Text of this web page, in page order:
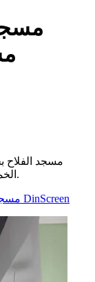
مسجد الفلاح
الخمس والجمعة. يتسع المصلين ويخدم سكان الحي.
DinScreen